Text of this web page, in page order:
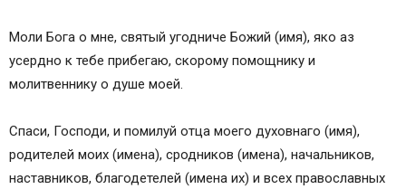
Моли Бога о мне, святый угодниче Божий (имя), яко аз
усердно к тебе прибегаю, скорому помощнику и
молитвеннику о душе моей.
Спаси, Господи, и помилуй отца моего духовнаго (имя),
родителей моих (имена), сродников (имена), начальников,
наставников, благодетелей (имена их) и всех православных